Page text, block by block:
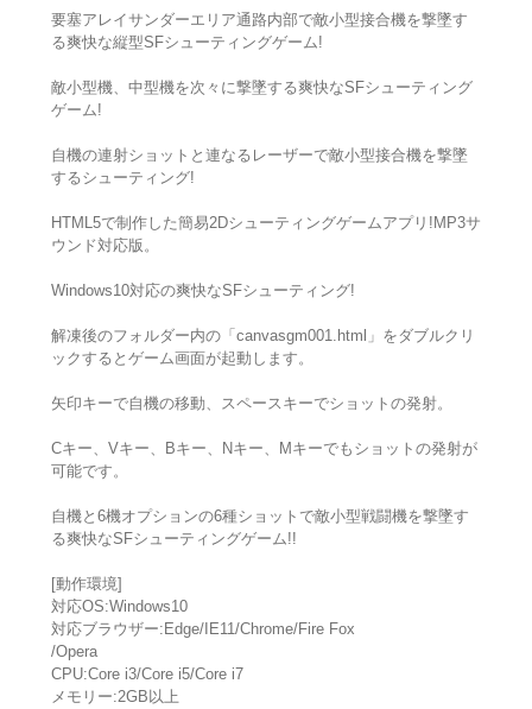
要塞アレイサンダーエリア通路内部で敵小型接合機を撃墜す
る爽快な縦型SFシューティングゲーム!
敵小型機、中型機を次々に撃墜する爽快なSFシューティング
ゲーム!
自機の連射ショットと連なるレーザーで敵小型接合機を撃墜
するシューティング!
HTML5で制作した簡易2Dシューティングゲームアプリ!MP3サ
ウンド対応版。
Windows10対応の爽快なSFシューティング!
解凍後のフォルダー内の「canvasgm001.html」をダブルクリ
ックするとゲーム画面が起動します。
矢印キーで自機の移動、スペースキーでショットの発射。
Cキー、Vキー、Bキー、Nキー、Mキーでもショットの発射が
可能です。
自機と6機オプションの6種ショットで敵小型戦闘機を撃墜す
る爽快なSFシューティングゲーム!!
[動作環境]
対応OS:Windows10
対応ブラウザー:Edge/IE11/Chrome/Fire Fox
/Opera
CPU:Core i3/Core i5/Core i7
メモリー:2GB以上